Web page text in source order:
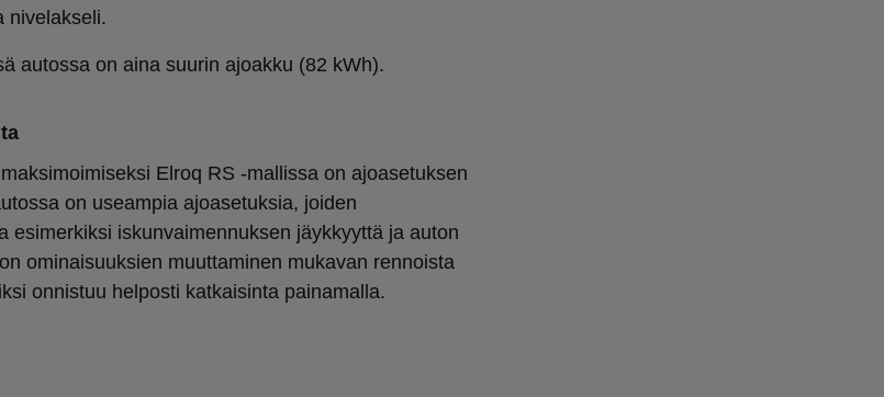
nivelakseli.
autossa on aina suurin ajoakku (82 kWh).
Elroq RS -mallissa on ajoasetuksen
on useampia ajoasetuksia, joiden
esimerkiksi iskunvaimennuksen jäykkyyttä ja auton
ominaisuuksien muuttaminen mukavan rennoista
onnistuu helposti katkaisinta painamalla.